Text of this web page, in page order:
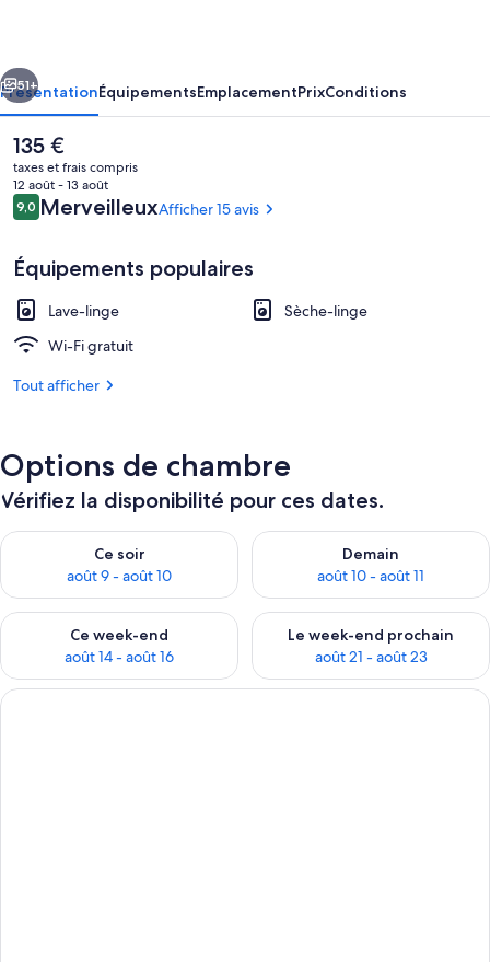
by
747
Lofts
Studio | Coin séjour
Suivant
51+
PrésentationÉquipementsEmplacementPrixConditions
Le
prix
actuel
est
de
135 €
taxes et frais compris
12 août - 13 août
Avis
voyageurs
9,09,0 sur 10
MerveilleuxAfficher 15 avis
Équipements populaires
Lave-linge
Sèche-linge
Wi-Fi gratuit
Tout afficher
Options de chambre
Vérifiez la disponibilité pour ces dates.
Ce soir
août 9 - août 10
Vérifier la disponibilité pour ce soir août 9 - août 10
Demain
août 10 - août 11
Vérifier la disponibilité pour
Ce week-end
août 14 - août 16
Vérifier la disponibilité pour ce week-end août 14 - août 16
Le week-end prochain
août 21 - août 23
Vérifier la disponibilité pour